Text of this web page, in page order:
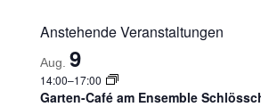
Anstehende Veranstaltungen
Aug. 9
14:00–17:00
Garten-Café am Ensemble